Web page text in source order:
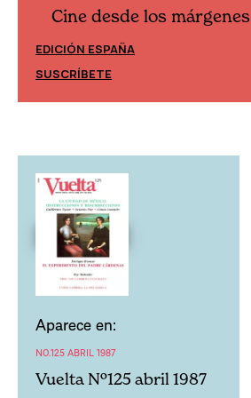
Cine desde los márgenes
EDICIÓN ESPAÑA
SUSCRÍBETE
Aparece en:
NO.125 ABRIL 1987
Vuelta Nº125 abril 1987